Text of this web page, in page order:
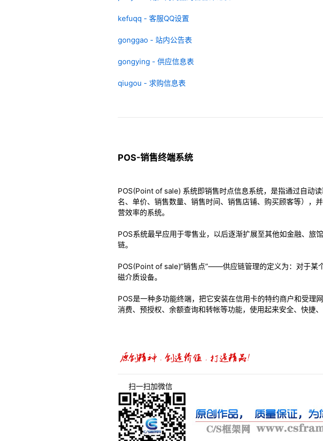
kefuqq - 客服QQ设置
gonggao - 站内公告表
gongying - 供应信息表
qiugou - 求购信息表
POS-销售终端系统
POS(Point of sale) 系统即销售时点信息系统，是指通过自动
名、单价、销售数量、销售时间、销售店铺、购买顾客等），
营效率的系统。
POS系统最早应用于零售业，以后逐渐扩展至其他如金融、旅
链。
POS(Point of sale)“销售点”——供应链管理的定义为：对于某
磁介质设备。
POS是一种多功能终端，把它安装在信用卡的特约商户和受理
消费、预授权、余额查询和转帐等功能，使用起来安全、快捷、
扫一扫加微信